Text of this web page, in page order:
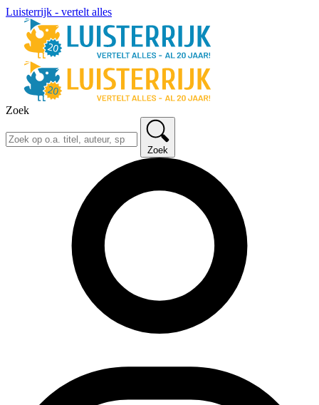
Luisterrijk - vertelt alles
Zoek
Zoek